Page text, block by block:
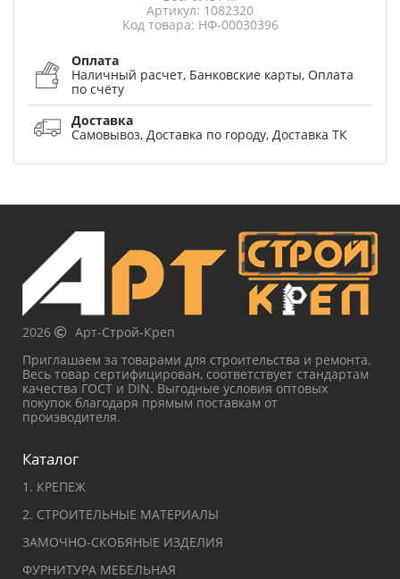
Артикул: 1082320
Код товара: НФ-00030396
Оплата
Наличный расчет, Банковские карты, Оплата
по счёту
Доставка
Самовывоз, Доставка по городу, Доставка ТК
2026
Арт-Строй-Креп
Приглашаем за товарами для строительства и ремонта.
Весь товар сертифицирован, соответствует стандартам
качества ГОСТ и DIN. Выгодные условия оптовых
покупок благодаря прямым поставкам от
производителя.
Каталог
1. КРЕПЕЖ
2. СТРОИТЕЛЬНЫЕ МАТЕРИАЛЫ
ЗАМОЧНО-СКОБЯНЫЕ ИЗДЕЛИЯ
ФУРНИТУРА МЕБЕЛЬНАЯ